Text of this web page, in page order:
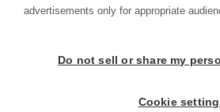
advertisements only for appropriate
Do not sell or share my
Cookie